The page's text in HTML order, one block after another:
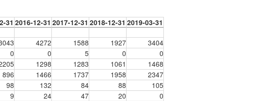
31 2016-12-31 2017-12-31 2018-12-31 2019-03-31
4272 1588 1927
3404
0 0 5 0
0
1298 1283 1061
1468
896 1466 1737 1958
2347
98 132 84 88
105
9 24 47 20
0